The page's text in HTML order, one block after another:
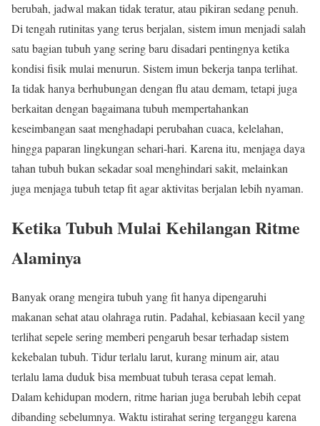
berubah, jadwal makan tidak teratur, atau pikiran sedang penuh.
Di tengah rutinitas yang terus berjalan, sistem imun menjadi salah
satu bagian tubuh yang sering baru disadari pentingnya ketika
kondisi fisik mulai menurun. Sistem imun bekerja tanpa terlihat.
Ia tidak hanya berhubungan dengan flu atau demam, tetapi juga
berkaitan dengan bagaimana tubuh mempertahankan
keseimbangan saat menghadapi perubahan cuaca, kelelahan,
hingga paparan lingkungan sehari-hari. Karena itu, menjaga daya
tahan tubuh bukan sekadar soal menghindari sakit, melainkan
juga menjaga tubuh tetap fit agar aktivitas berjalan lebih nyaman.
Ketika Tubuh Mulai Kehilangan Ritme
Alaminya
Banyak orang mengira tubuh yang fit hanya dipengaruhi
makanan sehat atau olahraga rutin. Padahal, kebiasaan kecil yang
terlihat sepele sering memberi pengaruh besar terhadap sistem
kekebalan tubuh. Tidur terlalu larut, kurang minum air, atau
terlalu lama duduk bisa membuat tubuh terasa cepat lemah.
Dalam kehidupan modern, ritme harian juga berubah lebih cepat
dibanding sebelumnya. Waktu istirahat sering terganggu karena